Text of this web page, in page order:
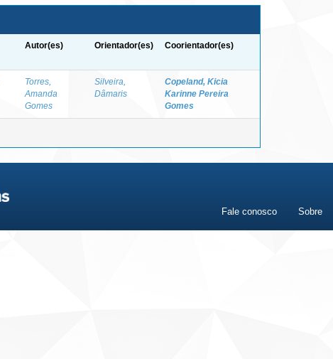
Autor(es) Orientador(es) Coorientador(es)
Torres,
Amanda
Gomes
Silveira,
Dâmaris
Copeland, Kicia
Karinne Pereira
Gomes
Fale conosco Sobre